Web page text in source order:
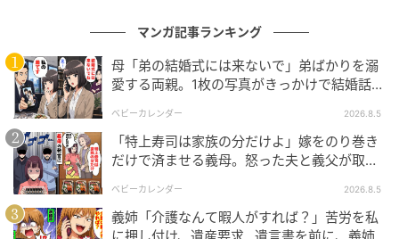
マンガ記事ランキング
母「弟の結婚式には来ないで」弟ばかりを溺
愛する両親。1枚の写真がきっかけで結婚話が
ベビーカレンダー 2026.8.5
「特上寿司は家族の分だけよ」嫁をのり巻き
だけで済ませる義母。怒った夫と義父が取っ
ベビーカレンダー 2026.8.5
義姉「介護なんて暇人がすれば？」苦労を私